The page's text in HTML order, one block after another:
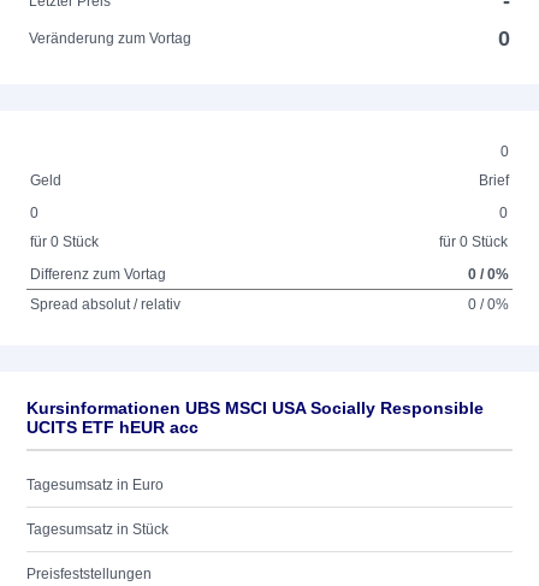
Veränderung zum Vortag 0
0
Geld
Brief
0
für 0 Stück
0
für 0 Stück
Differenz zum Vortag
0 / 0%
Spread absolut / relativ
0 / 0%
Kursinformationen UBS MSCI USA Socially Responsible
UCITS ETF hEUR acc
Tagesumsatz in Euro
Tagesumsatz in Stück
Preisfeststellungen